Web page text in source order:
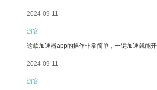
2024-09-11
游客
这款加速器app的操作非常简单，一键加速就能开
2024-09-11
游客